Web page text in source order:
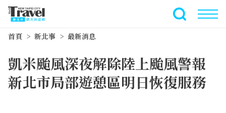
全文檢索
首頁 新北事 最新消息
凱米颱風深夜解除陸上颱風警報
新北市局部遊憩區明日恢復服務